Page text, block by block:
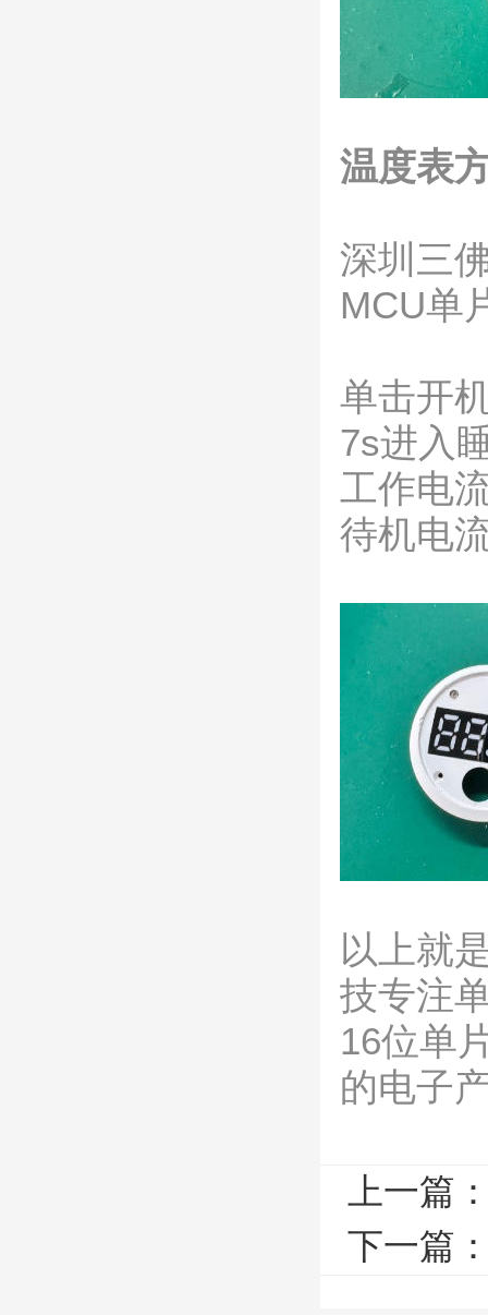
温度表
深圳三
MCU单
单击开
7s进入
工作电
待机电
以上就
技专注
16位单
的电子
上一篇
下一篇